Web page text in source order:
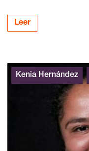
Leer
Kenia Hernández